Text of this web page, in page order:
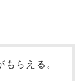
らえる。